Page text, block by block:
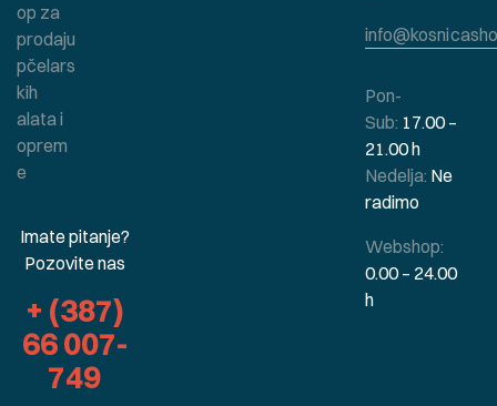
op za
prodaju
pčelars
kih
alata i
oprem
e
Imate pitanje?
Pozovite nas
+ (387)
66 007-
749
Pon-
Sub: 17.00 –
21.00 h
Nedelja: Ne
radimo
Webshop:
0.00 – 24.00
h